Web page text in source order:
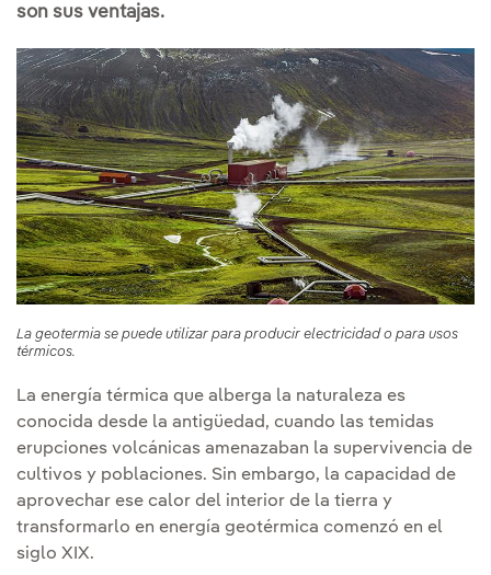
son sus ventajas.
La geotermia se puede utilizar para producir electricidad o para usos
térmicos.
La energía térmica que alberga la naturaleza es
conocida desde la antigüedad, cuando las temidas
erupciones volcánicas amenazaban la supervivencia de
cultivos y poblaciones. Sin embargo, la capacidad de
aprovechar ese calor del interior de la tierra y
transformarlo en energía geotérmica comenzó en el
siglo XIX.